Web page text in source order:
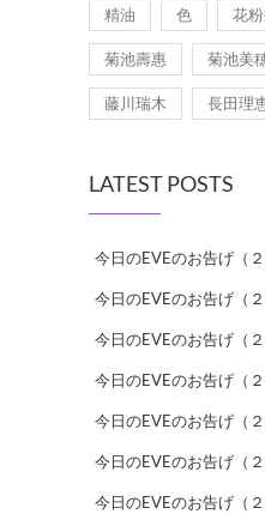
精油 色 花
菊池壽惠 菊池美
藤川瑞木 長田理
LATEST POSTS
今日のEVEのお告げ（
今日のEVEのお告げ（
今日のEVEのお告げ（
今日のEVEのお告げ（
今日のEVEのお告げ（
今日のEVEのお告げ（
今日のEVEのお告げ（